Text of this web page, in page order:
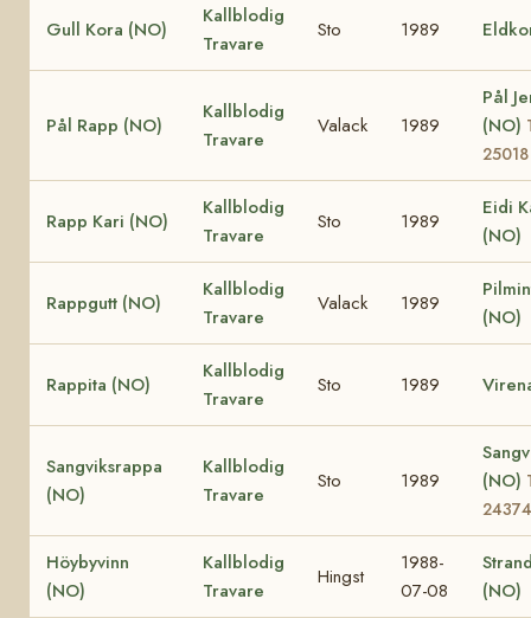
Gull Kora (NO)
Kallblodig
Travare
Sto 1989
Pål Rapp (NO)
Kallblodig
Travare
Valack 1989
Pål
(NO)
25018
Rapp Kari (NO)
Kallblodig
Travare
Sto 1989
Eidi
(NO)
Rappgutt (NO)
Kallblodig
Travare
Valack 1989
(NO)
Rappita (NO)
Kallblodig
Travare
Sto 1989
Sangviksrappa
(NO)
Kallblodig
Travare
Sto 1989
(NO)
24374
Höybyvinn
(NO)
Kallblodig
Travare
Hingst
1988-
07-08
(NO)